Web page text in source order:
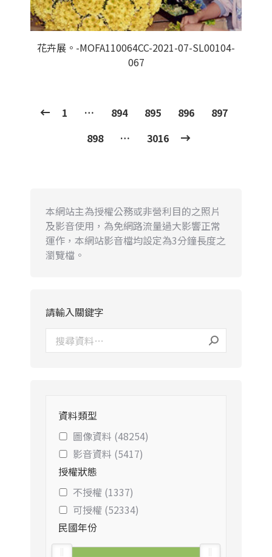
花卉展。-MOFA110064CC-2021-07-SL00104-
067
1 … 894 895 896
897
898
… 3016
本網站主為授權公務或非營利目的之照片
及影音使用，為免網路流量過大影響正常
運作，本網站影音檔均設定為3分鐘長度之
瀏覽檔。
請輸入關鍵字
資料類型
圖像資料 (48254)
影音資料 (5417)
授權狀態
不授權 (1337)
可授權 (52334)
民國年份